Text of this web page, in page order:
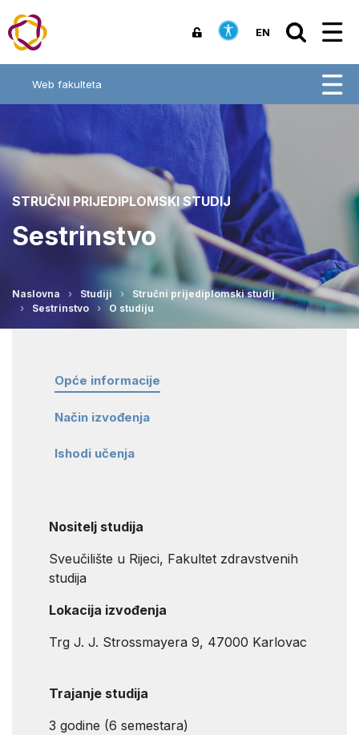
EN
Web fakulteta
STRUČNI PRIJEDIPLOMSKI STUDIJ
Sestrinstvo
Naslovna Studiji
Stručni prijediplomski studij
Sestrinstvo
O studiju
Opće informacije
Način izvođenja
Ishodi učenja
Nositelj studija
Sveučilište u Rijeci, Fakultet zdravstvenih
studija
Lokacija izvođenja
Trg J. J. Strossmayera 9, 47000 Karlovac
Trajanje studija
3 godine (6 semestara)